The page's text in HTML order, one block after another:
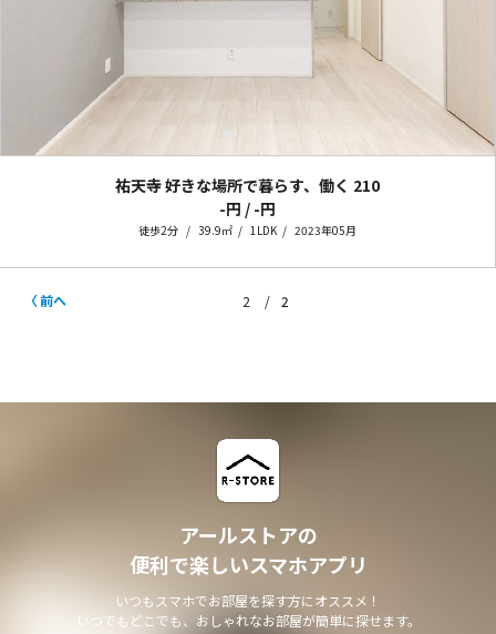
祐天寺 好きな場所で暮らす、働く 210
-円 / -円
徒歩2分 39.9㎡ 1LDK 2023年05月
前へ 2 2
アールストアの
便利で楽しいスマホアプリ
いつもスマホでお部屋を探す方にオススメ！
いつでもどこでも、おしゃれなお部屋が簡単に探せます。